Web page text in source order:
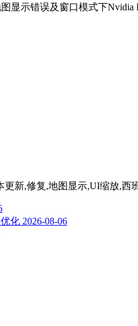
显示错误及窗口模式下
新,修复,地图显示,UI缩放,西
化 2026-08-06